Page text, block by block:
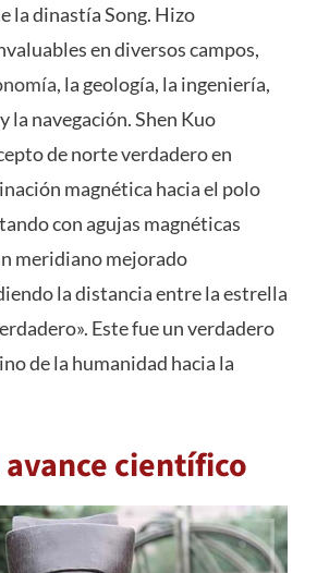
la dinastía Song. Hizo
en diversos campos,
, la geología, la ingeniería,
la navegación. Shen Kuo
de norte verdadero en
magnética hacia el polo
con agujas magnéticas
meridiano mejorado
la distancia entre la estrella
Este fue un verdadero
de la humanidad hacia la
científico